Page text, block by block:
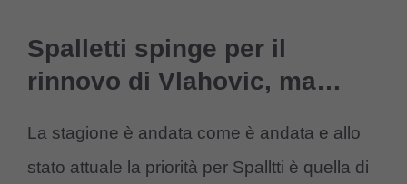
Spalletti spinge per il
rinnovo di Vlahovic, ma…
La stagione è andata come è andata e allo
stato attuale la priorità per Spalltti è quella di